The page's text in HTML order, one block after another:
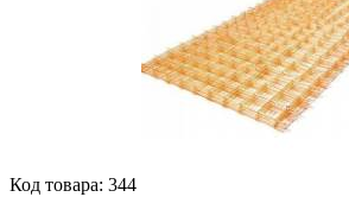
Код товара: 344